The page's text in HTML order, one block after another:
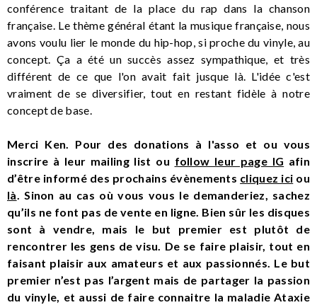
conférence traitant de la place du rap dans la chanson
française. Le thème général étant la musique française, nous
avons voulu lier le monde du hip-hop, si proche du vinyle, au
concept. Ça a été un succès assez sympathique, et très
différent de ce que l'on avait fait jusque là. L'idée c'est
vraiment de se diversifier, tout en restant fidèle à notre
concept de base.
Merci Ken. Pour des donations à l'asso et ou vous
inscrire à leur mailing list ou follow leur page IG afin
d’être informé des prochains évènements cliquez ici ou
là. Sinon au cas où vous vous le demanderiez, sachez
qu’ils ne font pas de vente en ligne. Bien sûr les disques
sont à vendre, mais le but premier est plutôt de
rencontrer les gens de visu. De se faire plaisir, tout en
faisant plaisir aux amateurs et aux passionnés. Le but
premier n’est pas l’argent mais de partager la passion
du vinyle, et aussi de faire connaitre la maladie Ataxie